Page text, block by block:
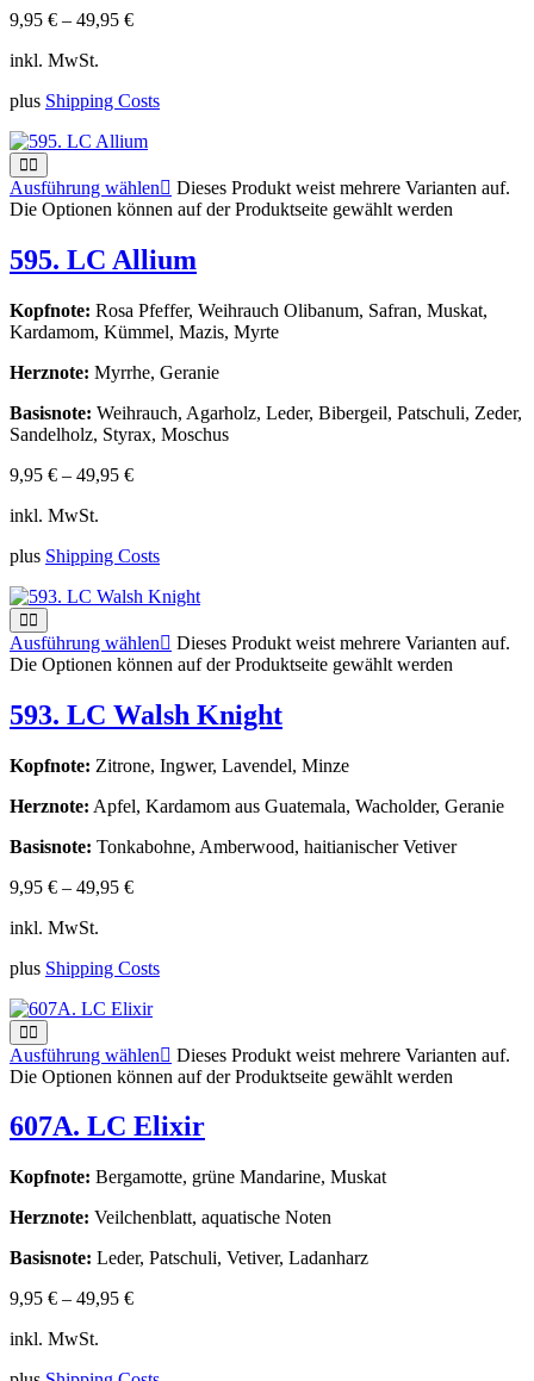
9,95 € – 49,95 €
inkl. MwSt.
plus Shipping Costs
Ausführung wählen
Dieses Produkt weist mehrere Varianten auf.
Die Optionen können auf der Produktseite gewählt werden
595. LC Allium
Kopfnote: Rosa Pfeffer, Weihrauch Olibanum, Safran, Muskat,
Kardamom, Kümmel, Mazis, Myrte
Herznote: Myrrhe, Geranie
Basisnote: Weihrauch, Agarholz, Leder, Bibergeil, Patschuli, Zeder,
Sandelholz, Styrax, Moschus
9,95 € – 49,95 €
inkl. MwSt.
plus Shipping Costs
Ausführung wählen
Dieses Produkt weist mehrere Varianten auf.
Die Optionen können auf der Produktseite gewählt werden
593. LC Walsh Knight
Kopfnote: Zitrone, Ingwer, Lavendel, Minze
Herznote: Apfel, Kardamom aus Guatemala, Wacholder, Geranie
Basisnote: Tonkabohne, Amberwood, haitianischer Vetiver
9,95 € – 49,95 €
inkl. MwSt.
plus Shipping Costs
Ausführung wählen
Dieses Produkt weist mehrere Varianten auf.
Die Optionen können auf der Produktseite gewählt werden
607A. LC Elixir
Kopfnote: Bergamotte, grüne Mandarine, Muskat
Herznote: Veilchenblatt, aquatische Noten
Basisnote: Leder, Patschuli, Vetiver, Ladanharz
9,95 € – 49,95 €
inkl. MwSt.